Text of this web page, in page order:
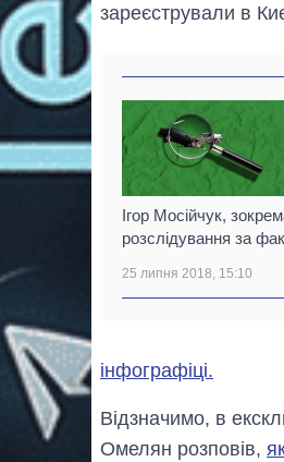
зареєстрували в
Ігор Мосійчук,
розслідування за
25 липня 2018, 15:10
інфографіці.
Відзначимо, в
Омелян розповів,